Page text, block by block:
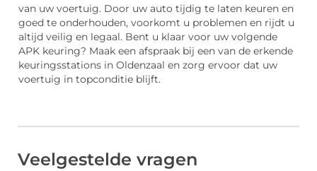
van uw voertuig. Door uw auto tijdig te laten keuren en
goed te onderhouden, voorkomt u problemen en rijdt u
altijd veilig en legaal. Bent u klaar voor uw volgende
APK keuring? Maak een afspraak bij een van de erkende
keuringsstations in Oldenzaal en zorg ervoor dat uw
voertuig in topconditie blijft.
Veelgestelde vragen